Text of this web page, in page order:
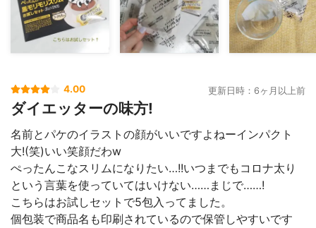
4.00 更新日時：6ヶ月以上前
ダイエッターの味方!
名前とパケのイラストの顔がいいですよねーインパクト
大!(笑)いい笑顔だわw
ぺったんこなスリムになりたい…!!いつまでもコロナ太り
という言葉を使っていてはいけない……まじで……!
こちらはお試しセットで5包入ってました。
個包装で商品名も印刷されているので保管しやすいです